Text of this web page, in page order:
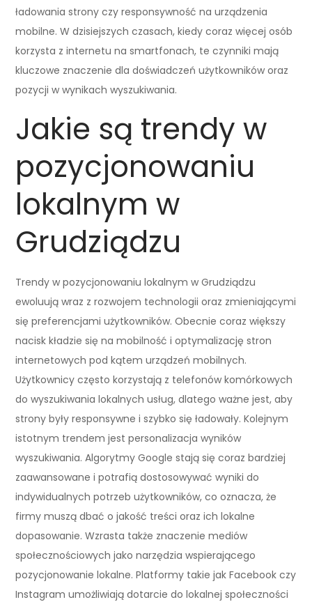
ładowania strony czy responsywność na urządzenia
mobilne. W dzisiejszych czasach, kiedy coraz więcej osób
korzysta z internetu na smartfonach, te czynniki mają
kluczowe znaczenie dla doświadczeń użytkowników oraz
pozycji w wynikach wyszukiwania.
Jakie są trendy w
pozycjonowaniu
lokalnym w
Grudziądzu
Trendy w pozycjonowaniu lokalnym w Grudziądzu
ewoluują wraz z rozwojem technologii oraz zmieniającymi
się preferencjami użytkowników. Obecnie coraz większy
nacisk kładzie się na mobilność i optymalizację stron
internetowych pod kątem urządzeń mobilnych.
Użytkownicy często korzystają z telefonów komórkowych
do wyszukiwania lokalnych usług, dlatego ważne jest, aby
strony były responsywne i szybko się ładowały. Kolejnym
istotnym trendem jest personalizacja wyników
wyszukiwania. Algorytmy Google stają się coraz bardziej
zaawansowane i potrafią dostosowywać wyniki do
indywidualnych potrzeb użytkowników, co oznacza, że
firmy muszą dbać o jakość treści oraz ich lokalne
dopasowanie. Wzrasta także znaczenie mediów
społecznościowych jako narzędzia wspierającego
pozycjonowanie lokalne. Platformy takie jak Facebook czy
Instagram umożliwiają dotarcie do lokalnej społeczności